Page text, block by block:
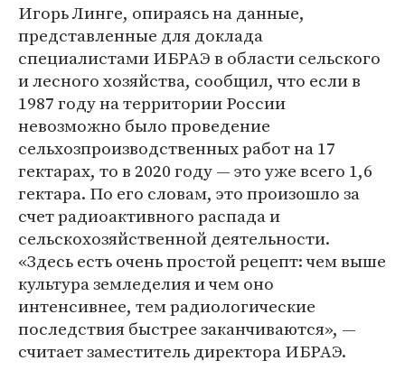
Игорь Линге, опираясь на данные,
представленные для доклада
специалистами ИБРАЭ в области сельского
и лесного хозяйства, сообщил, что если в
1987 году на территории России
невозможно было проведение
сельхозпроизводственных работ на 17
гектарах, то в 2020 году — это уже всего 1,6
гектара. По его словам, это произошло за
счет радиоактивного распада и
сельскохозяйственной деятельности.
«Здесь есть очень простой рецепт: чем выше
культура земледелия и чем оно
интенсивнее, тем радиологические
последствия быстрее заканчиваются», —
считает заместитель директора ИБРАЭ.